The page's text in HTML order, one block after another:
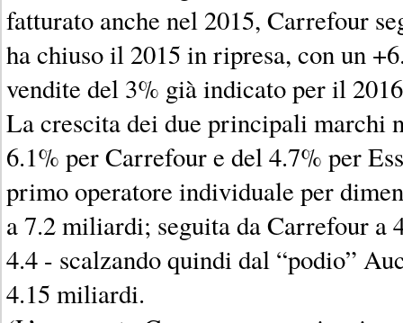
fatturato anche nel 2015, Carrefour
ha chiuso il 2015 in ripresa, con un
vendite del 3% già indicato per il
La crescita dei due principali marchi
6.1% per Carrefour e del 4.7% per
primo operatore individuale per
a 7.2 miliardi; seguita da Carrefour a
4.4 - scalzando quindi dal “podio”
4.15 miliardi.